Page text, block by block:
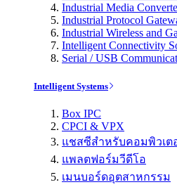
Industrial Media
Industrial Protocol
Industrial Wireless and
Intelligent Connectivity
Serial / USB
Intelligent Systems
Box IPC
CPCI & VPX
แชสซีสำหรับคอมพิวเต
แพลตฟอร์มวีดีโอ
เมนบอร์ดอุตสาหกรรม